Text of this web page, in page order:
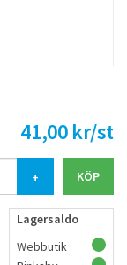
41,00 kr/st
+
Lagersaldo
Webbutik